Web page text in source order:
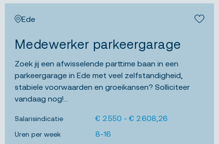
Ede
Medewerker parkeergarage
Zoek jij een afwisselende parttime baan in een
parkeergarage in Ede met veel zelfstandigheid,
stabiele voorwaarden en groeikansen? Solliciteer
vandaag nog!...
Salarisindicatie € 2.550 - € 2.608,26
Uren per week 8-16